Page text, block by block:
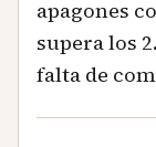
apagones
supera los
falta de